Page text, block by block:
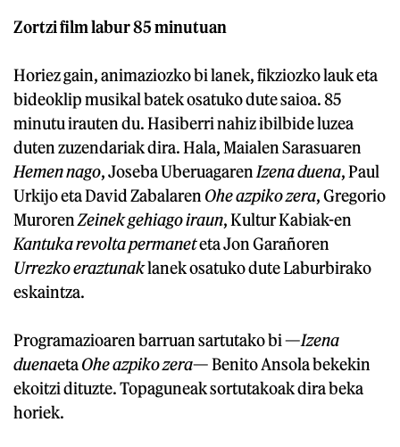
Zortzi film labur 85 minutuan
Horiez gain, animaziozko bi lanek, fikziozko lauk eta
bideoklip musikal batek osatuko dute saioa. 85
minutu irauten du. Hasiberri nahiz ibilbide luzea
duten zuzendariak dira. Hala, Maialen Sarasuaren
Hemen nago, Joseba Uberuagaren Izena duena, Paul
Urkijo eta David Zabalaren Ohe azpiko zera, Gregorio
MurorenZeinek gehiago iraun, Kultur Kabiak-en
Kantuka revolta permaneteta Jon Garañoren
Urrezko eraztunaklanek osatuko dute Laburbirako
eskaintza.
Programazioaren barruan sartutako bi —Izena
duenaetaOhe azpiko zera— Benito Ansola bekekin
ekoitzi dituzte. Topaguneak sortutakoak dira beka
horiek.